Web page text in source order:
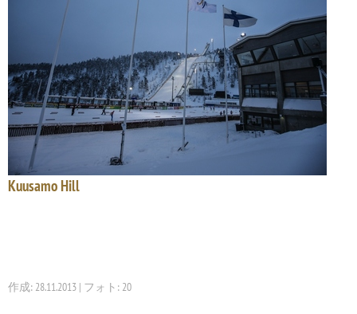
Kuusamo Hill
作成: 28.11.2013 | フォト: 20